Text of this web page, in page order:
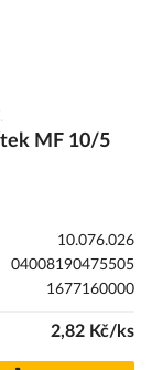
MF 10/5
10.076.026
04008190475505
1677160000
2,82 Kč/ks